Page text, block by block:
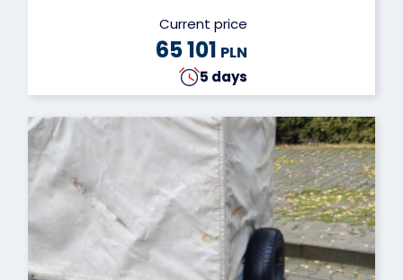
Current price
65 101 PLN
5 days